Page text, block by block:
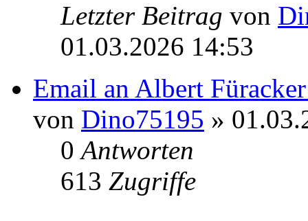
Letzter Beitrag von
01.03.2026 14:53
Email an Albert
von Dino75195 »
0Antworten
613 Zugriffe